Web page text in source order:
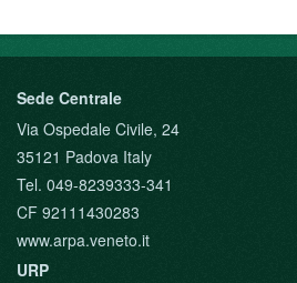
Sede Centrale
Via Ospedale Civile, 24
35121 Padova Italy
Tel. 049-8239333-341
CF 92111430283
www.arpa.veneto.it
URP